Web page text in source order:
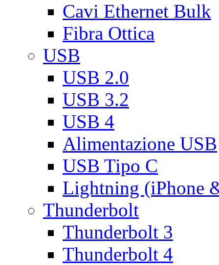
Cavi Ethernet Bulk
Fibra Ottica
USB
USB 2.0
USB 3.2
USB 4
Alimentazione USB
USB Tipo C
Lightning (iPhone
Thunderbolt
Thunderbolt 3
Thunderbolt 4